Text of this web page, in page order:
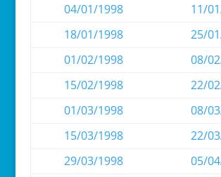
04/01/1998
11/
18/01/1998
25/
01/02/1998
08/
15/02/1998
22/
01/03/1998
08/
15/03/1998
22/
29/03/1998
05/